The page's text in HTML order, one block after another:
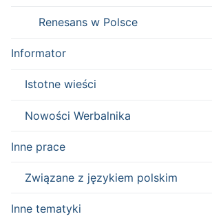
Renesans w Polsce
Informator
Istotne wieści
Nowości Werbalnika
Inne prace
Związane z językiem polskim
Inne tematyki